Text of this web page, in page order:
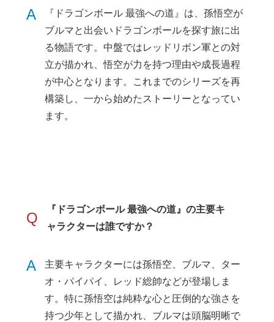
A
『ドラゴンボール 最強への道』は、孫悟空が
ブルマと出会いドラゴンボールを探す旅に出
る物語です。中盤ではレッドリボン軍との対
立が描かれ、悟空が力を持つ理由や成長過程
が中心となります。これまでのシリーズを再
構築し、一から始めたストーリーとなってい
ます。
Q
『ドラゴンボール 最強への道』の主要キ
ャラクターは誰ですか？
A
主要キャラクターには孫悟空、ブルマ、ター
オ・パイパイ、レッド総帥などが登場しま
す。特に孫悟空は純粋な心と圧倒的な強さを
持つ少年として描かれ、ブルマは頭脳明晰で